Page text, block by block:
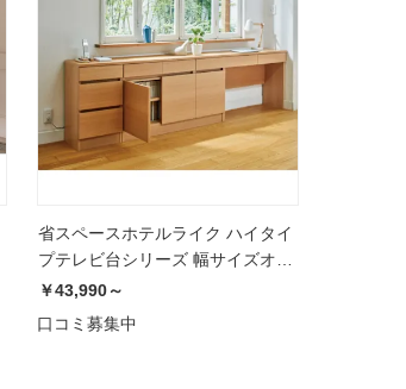
省スペースホテルライク ハイタイ
プテレビ台シリーズ 幅サイズオー
ダーデスク 幅91cm〜120cm
￥43,990～
口コミ募集中